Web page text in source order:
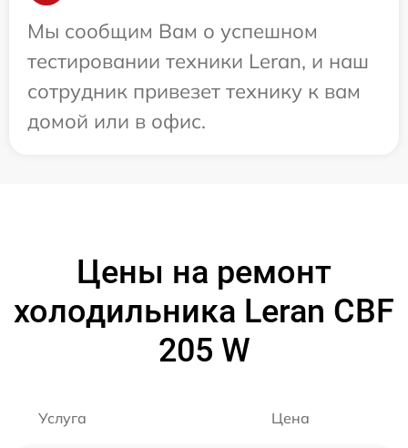
Мы сообщим Вам о успешном
тестировании техники Leran, и наш
сотрудник привезет технику к вам
домой или в офис.
Цены на ремонт
холодильника Leran CBF
205 W
Услуга Цена